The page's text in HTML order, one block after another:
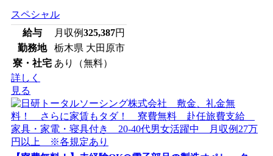
スペシャル
給与
月収例325,387円
勤務地
栃木県 大田原市
寮・社宅 あり（無料）
詳しく
見る